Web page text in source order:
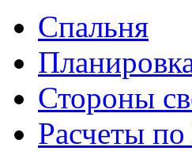
Спальня
Стороны
Расчеты